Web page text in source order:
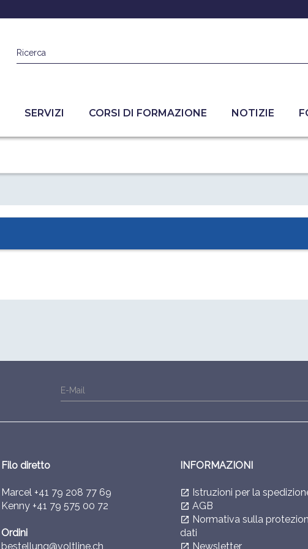
Ricerca
SERVIZI CORSI DI FORMAZIONE NOTIZIE
E-Mail
Filo diretto
Marcel +41 79 208 77 69
Kenny +41 79 575 00 72
Ordini
bestellung@voltline.ch
INFORMAZIONI
launch Istruzioni per la
launch AGB
launch Normativa sulla
dati
launch Newsletter